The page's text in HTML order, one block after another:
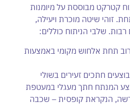
קטרקט מבוססת על מיומנות
זוהי שיטה מוכרת ויעילה,
שלבי הניתוח כוללים:
תחת אלחוש מקומי באמצעות
חתכים זעירים בשולי
המנתח חתך מעגלי במעטפת
הנקראת קופסית – שכבה